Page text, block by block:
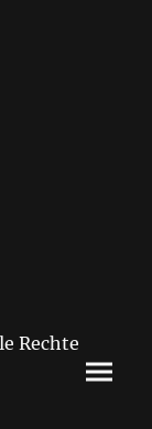
Rechte